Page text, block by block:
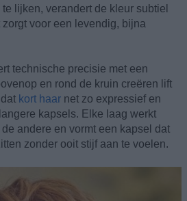
lijken, verandert de kleur subtiel
voor een levendig, bijna
technische precisie met een
en rond de kruin creëren lift
kort haar net zo expressief en
kapsels. Elke laag werkt
andere en vormt een kapsel dat
zonder ooit stijf aan te voelen.